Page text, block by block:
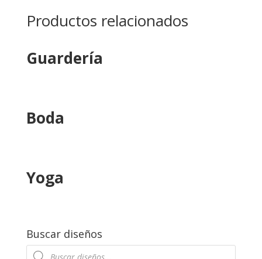
Productos relacionados
Guardería
Boda
Yoga
Buscar diseños
Products